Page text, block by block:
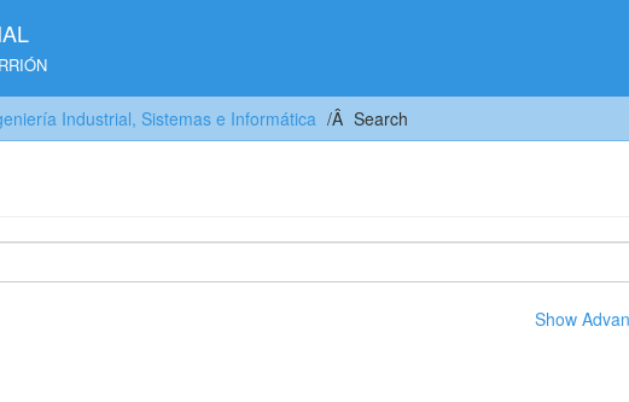
Industrial, Sistemas e Informática Search
Show